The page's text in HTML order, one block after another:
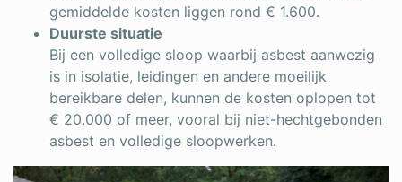
gemiddelde kosten liggen rond € 1.600.
Duurste situatie
Bij een volledige sloop waarbij asbest aanwezig
is in isolatie, leidingen en andere moeilijk
bereikbare delen, kunnen de kosten oplopen tot
€ 20.000 of meer, vooral bij niet-hechtgebonden
asbest en volledige sloopwerken.